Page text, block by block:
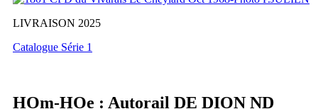
LIVRAISON 2025
Catalogue Série 1
HOm-HOe : Autorail DE DION ND